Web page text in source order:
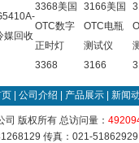
媒回收
3368美国
OTC数字
正时灯
3368
3166美国
OTC电瓶
测试仪
3166
页 公司介绍 产品展示 新闻
版权所有 总访问量：
传真：021-